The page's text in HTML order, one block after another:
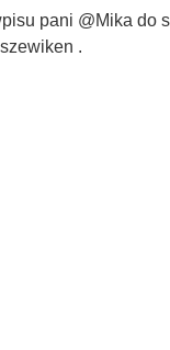
pani @Mika do
.